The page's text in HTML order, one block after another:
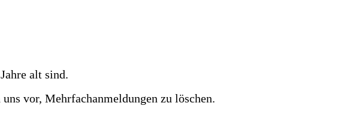
alt sind.
vor, Mehrfachanmeldungen zu löschen.